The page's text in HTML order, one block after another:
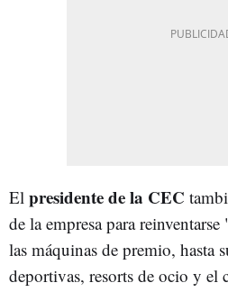
El presidente de la CEC
de la empresa para
las máquinas de premio, hasta
deportivas, resorts de ocio y el